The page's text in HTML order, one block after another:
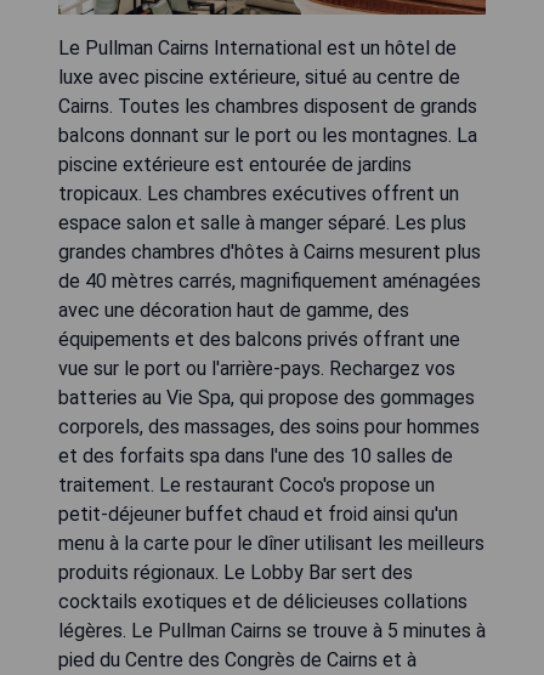
Le Pullman Cairns International est un hôtel de
luxe avec piscine extérieure, situé au centre de
Cairns. Toutes les chambres disposent de grands
balcons donnant sur le port ou les montagnes. La
piscine extérieure est entourée de jardins
tropicaux. Les chambres exécutives offrent un
espace salon et salle à manger séparé. Les plus
grandes chambres d'hôtes à Cairns mesurent plus
de 40 mètres carrés, magnifiquement aménagées
avec une décoration haut de gamme, des
équipements et des balcons privés offrant une
vue sur le port ou l'arrière-pays. Rechargez vos
batteries au Vie Spa, qui propose des gommages
corporels, des massages, des soins pour hommes
et des forfaits spa dans l'une des 10 salles de
traitement. Le restaurant Coco's propose un
petit-déjeuner buffet chaud et froid ainsi qu'un
menu à la carte pour le dîner utilisant les meilleurs
produits régionaux. Le Lobby Bar sert des
cocktails exotiques et de délicieuses collations
légères. Le Pullman Cairns se trouve à 5 minutes à
pied du Centre des Congrès de Cairns et à